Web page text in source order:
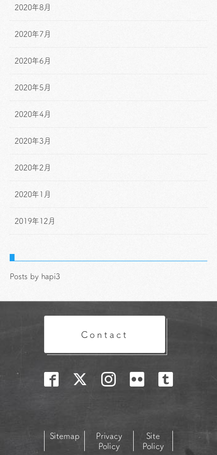
2020年8月
2020年7月
2020年6月
2020年5月
2020年4月
2020年3月
2020年2月
2020年1月
2019年12月
Posts by hapi3
Contact
Sitemap
Privacy
Policy
Site
Policy